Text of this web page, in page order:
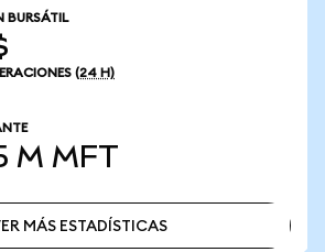
BURSÁTIL
(24 H)
M MFT
MÁS ESTADÍSTICAS